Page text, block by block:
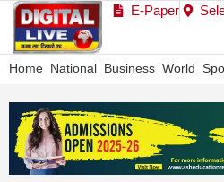
E-Paper
Home National Business World